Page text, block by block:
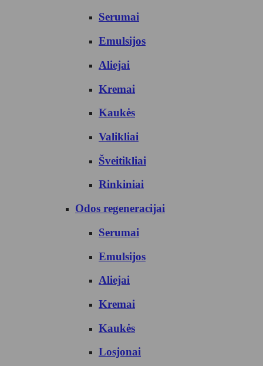
Serumai
Emulsijos
Aliejai
Kremai
Kaukės
Valikliai
Šveitikliai
Rinkiniai
Odos regeneracijai
Serumai
Emulsijos
Aliejai
Kremai
Kaukės
Losjonai